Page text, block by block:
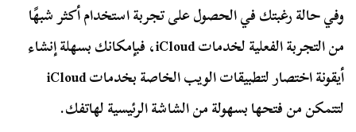
وفي حالة رغبتك في الحصول على تجربة استخدام أكثر شبهًا
من التجربة الفعلية لخدمات iCloud، فبإمكانك بسهلة إنشاء
أيقونة اختصار لتطبيقات الويب الخاصة بخدمات iCloud
لتتمكن من فتحها بسهولة من الشاشة الرئيسية لهاتفك.